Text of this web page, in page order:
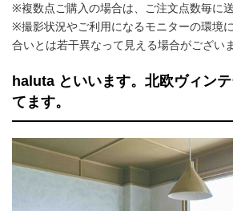
※複数点ご購入の場合は、ご注文点数毎に
※撮影状況やご利用になるモニターの環境
合いとは若干異なって見える場合がございま
haluta といいます。北欧ヴィン
てます。